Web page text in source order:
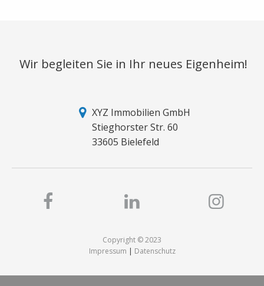
Wir begleiten Sie in Ihr neues Eigenheim!
XYZ Immobilien GmbH
Stieghorster Str. 60
33605 Bielefeld
Copyright © 2023
Impressum | Datenschutz